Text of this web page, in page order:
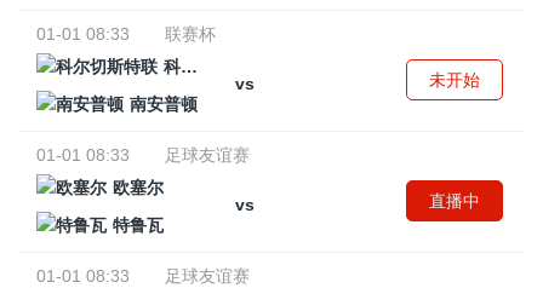
01-01 08:33
联赛杯
科尔切斯特联
vs
南安普顿
未开始
01-01 08:33
足球友谊赛
欧塞尔
vs
特鲁瓦
直播中
01-01 08:33
足球友谊赛